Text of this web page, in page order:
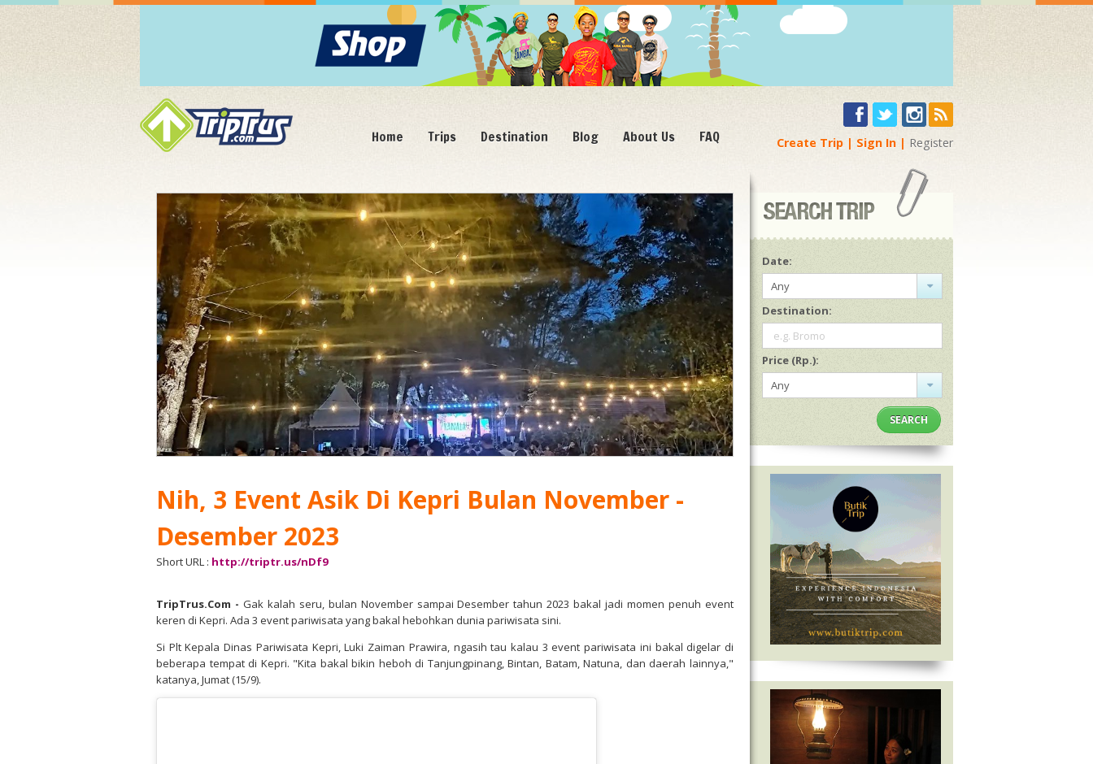
Home Trips Destination Blog About Us FAQ Create Trip Sign In Register
Nih, 3 Event Asik Di Kepri Bulan November -
Desember 2023
Short URL : http://triptr.us/nDf9
TripTrus.Com - Gak kalah seru, bulan November sampai Desember tahun 2023 bakal jadi momen penuh event
keren di Kepri. Ada 3 event pariwisata yang bakal hebohkan dunia pariwisata sini.
Si Plt Kepala Dinas Pariwisata Kepri, Luki Zaiman Prawira, ngasih tau kalau 3 event pariwisata ini bakal digelar di
beberapa tempat di Kepri. "Kita bakal bikin heboh di Tanjungpinang, Bintan, Batam, Natuna, dan daerah lainnya,"
katanya, Jumat (15/9).
Date:
Any
Destination:
e.g. Bromo
Price (Rp.):
Any
SEARCH